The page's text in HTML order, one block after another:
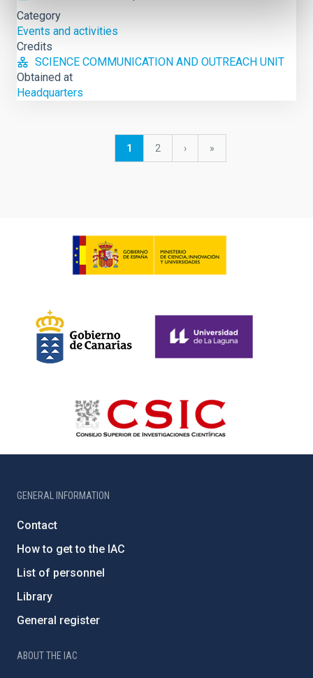
Category
Events and activities
Credits
SCIENCE COMMUNICATION AND OUTREACH UNIT
Obtained at
Headquarters
Current
1 Page
2
Next
›
last
»
GENERAL INFORMATION
Contact
How to get to the IAC
List of personnel
Library
General register
ABOUT THE IAC